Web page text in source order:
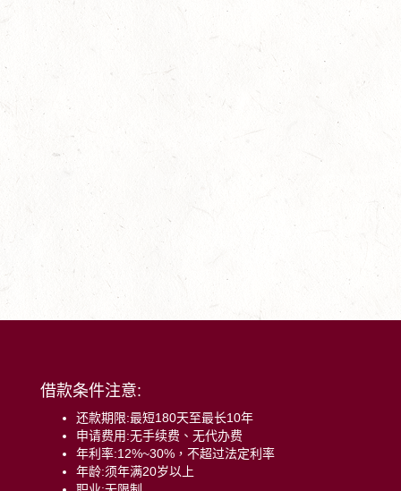
借款条件注意:
还款期限:最短180天至最长10年
申请费用:无手续费、无代办费
年利率:12%~30%，不超过法定利率
年龄:须年满20岁以上